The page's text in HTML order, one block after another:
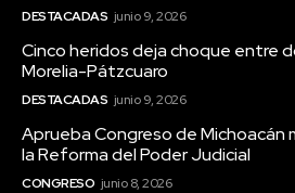
DESTACADAS junio 9, 2026
Cinco heridos deja choque entre
Morelia-Pátzcuaro
DESTACADAS junio 9, 2026
Aprueba Congreso de Michoacán
la Reforma del Poder Judicial
CONGRESO junio 8, 2026